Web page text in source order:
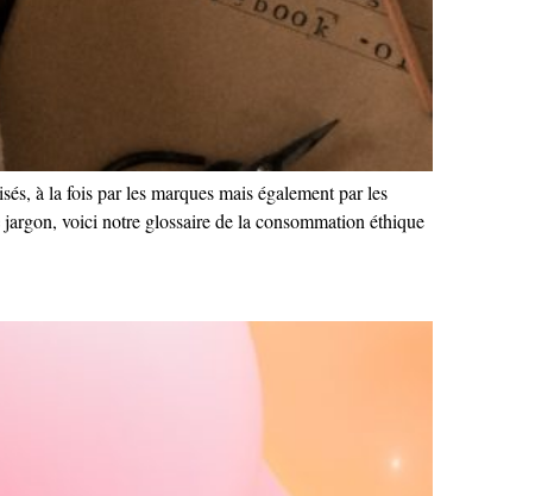
à la fois par les marques mais également par les
voici notre glossaire de la consommation éthique